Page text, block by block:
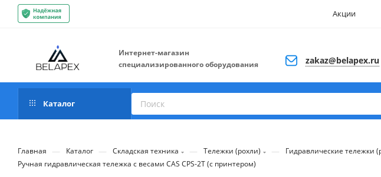
Акции
Интернет-магазин
специализированного оборудования
zakaz@belapex.ru
Каталог
Главная — Каталог — Складская техника — Тележки (рохли) — Гидравлические тележки
Ручная гидравлическая тележка с весами CAS CPS-2T (с принтером)